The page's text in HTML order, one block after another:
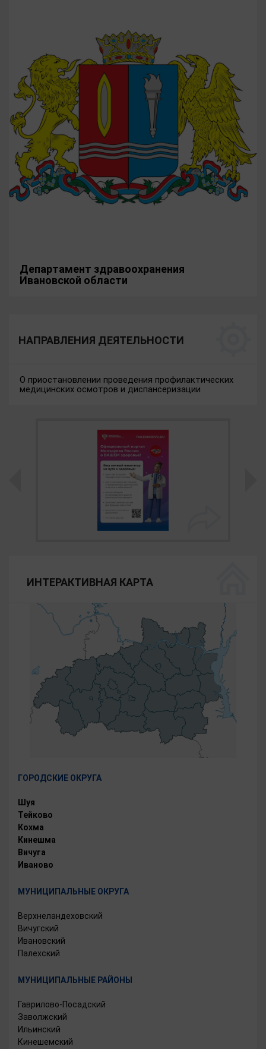
Департамент здравоохранения
Ивановской области
НАПРАВЛЕНИЯ ДЕЯТЕЛЬНОСТИ
О приостановлении проведения профилактических
медицинских осмотров и диспансеризации
ИНТЕРАКТИВНАЯ КАРТА
ГОРОДСКИЕ ОКРУГА
Шуя
Тейково
Кохма
Кинешма
Вичуга
Иваново
МУНИЦИПАЛЬНЫЕ ОКРУГА
Верхнеландеховский
Вичугский
Ивановский
Палехский
МУНИЦИПАЛЬНЫЕ РАЙОНЫ
Гаврилово-Посадский
Заволжский
Ильинский
Кинешемский